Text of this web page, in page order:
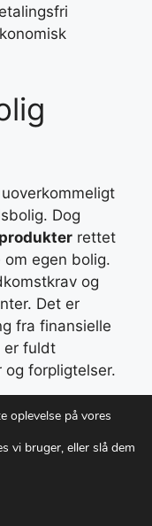
Dog
rettet
egen bolig.
og
Det er
fra finansielle
er fuldt
forpligtelser.
din
oplevelse på vores
vi bruger, eller slå dem